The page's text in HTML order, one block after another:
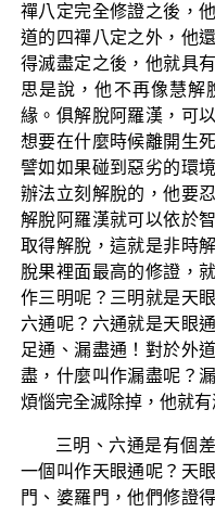
禪八定完全修證之後，
道的四禪八定之外，他
得滅盡定之後，他就具
思是說，他不再像慧解
緣。俱解脫阿羅漢，可
想要在什麼時候離開生
譬如如果碰到惡劣的環
辦法立刻解脫的，他要
解脫阿羅漢就可以依於
取得解脫，這就是非時
脫果裡面最高的修證，
作三明呢？三明就是天
六通呢？六通就是天眼
足通、漏盡通！對於外
盡，什麼叫作漏盡呢？
煩惱完全滅除掉，他就有
三明、六通是有個
一個叫作天眼通呢？天
門、婆羅門，他們修證